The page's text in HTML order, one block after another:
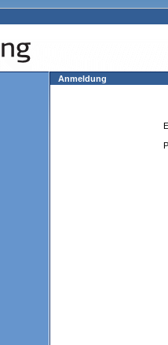
Anmeldung